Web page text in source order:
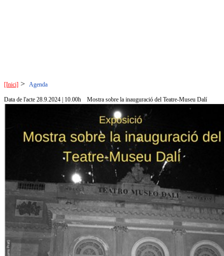
[Inici] > Agenda
Data de l'acte 28.9.2024 | 10.00h Mostra sobre la inauguració del Teatre-Museu Dalí